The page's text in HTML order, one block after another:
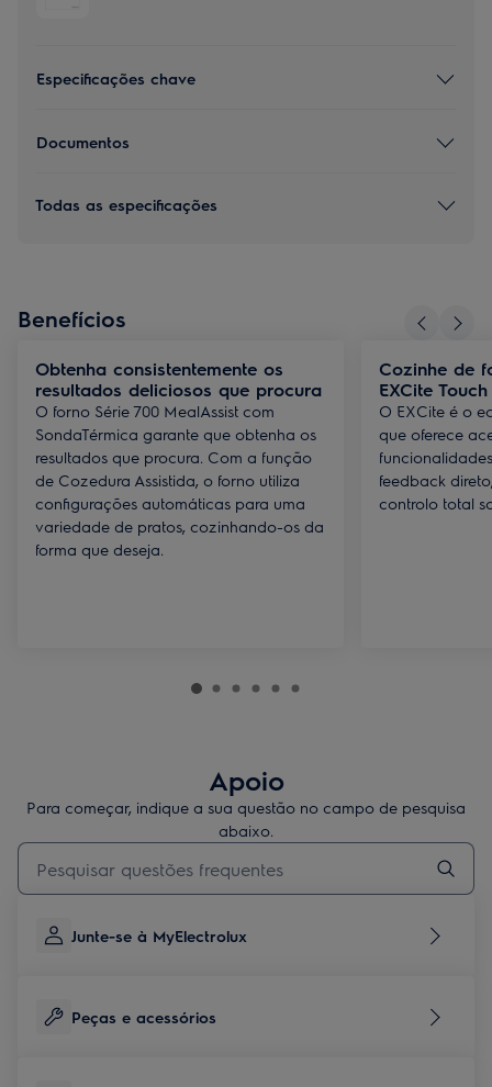
Especificações chave
Documentos
Todas as especificações
Benefícios
Obtenha consistentemente os
resultados deliciosos que procura
O forno Série 700 MealAssist com
SondaTérmica garante que obtenha os
resultados que procura. Com a função
de Cozedura Assistida, o forno utiliza
configurações automáticas para uma
variedade de pratos, cozinhando-os da
forma que deseja.
Cozinhe de
EXCite
O EXCite é o
que oferece
feedback
controlo total
Apoio
Para começar, indique a sua questão no campo de pesquisa
abaixo.
Type to search for support articles
Junte-se à MyElectrolux
Peças e acessórios